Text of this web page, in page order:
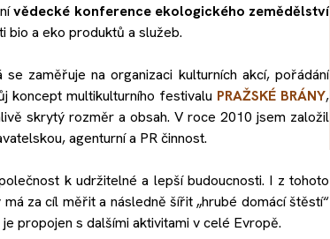
vědecké konference ekologického zemědělství
bio a eko produktů a služeb.
se zaměřuje na organizaci kulturních akcí, pořádání
koncept multikulturního festivalu PRAŽSKÉ BRÁNY,
skrytý rozměr a obsah. V roce 2010 jsem založil
agenturní a PR činnost.
k udržitelné a lepší budoucnosti. I z tohoto
má za cíl měřit a následně šířit „hrubé domácí štěstí“
propojen s dalšími aktivitami v celé Evropě.